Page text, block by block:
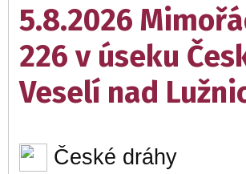
5.8.2026
226 v úseku
Veselí nad
České dráhy